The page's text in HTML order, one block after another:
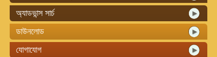
অ্যাডভান্স সার্চ
ডাউনলোড
যোগাযোগ